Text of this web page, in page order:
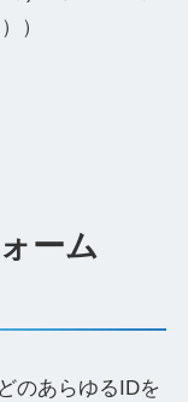
）
ーム
のあらゆるIDを